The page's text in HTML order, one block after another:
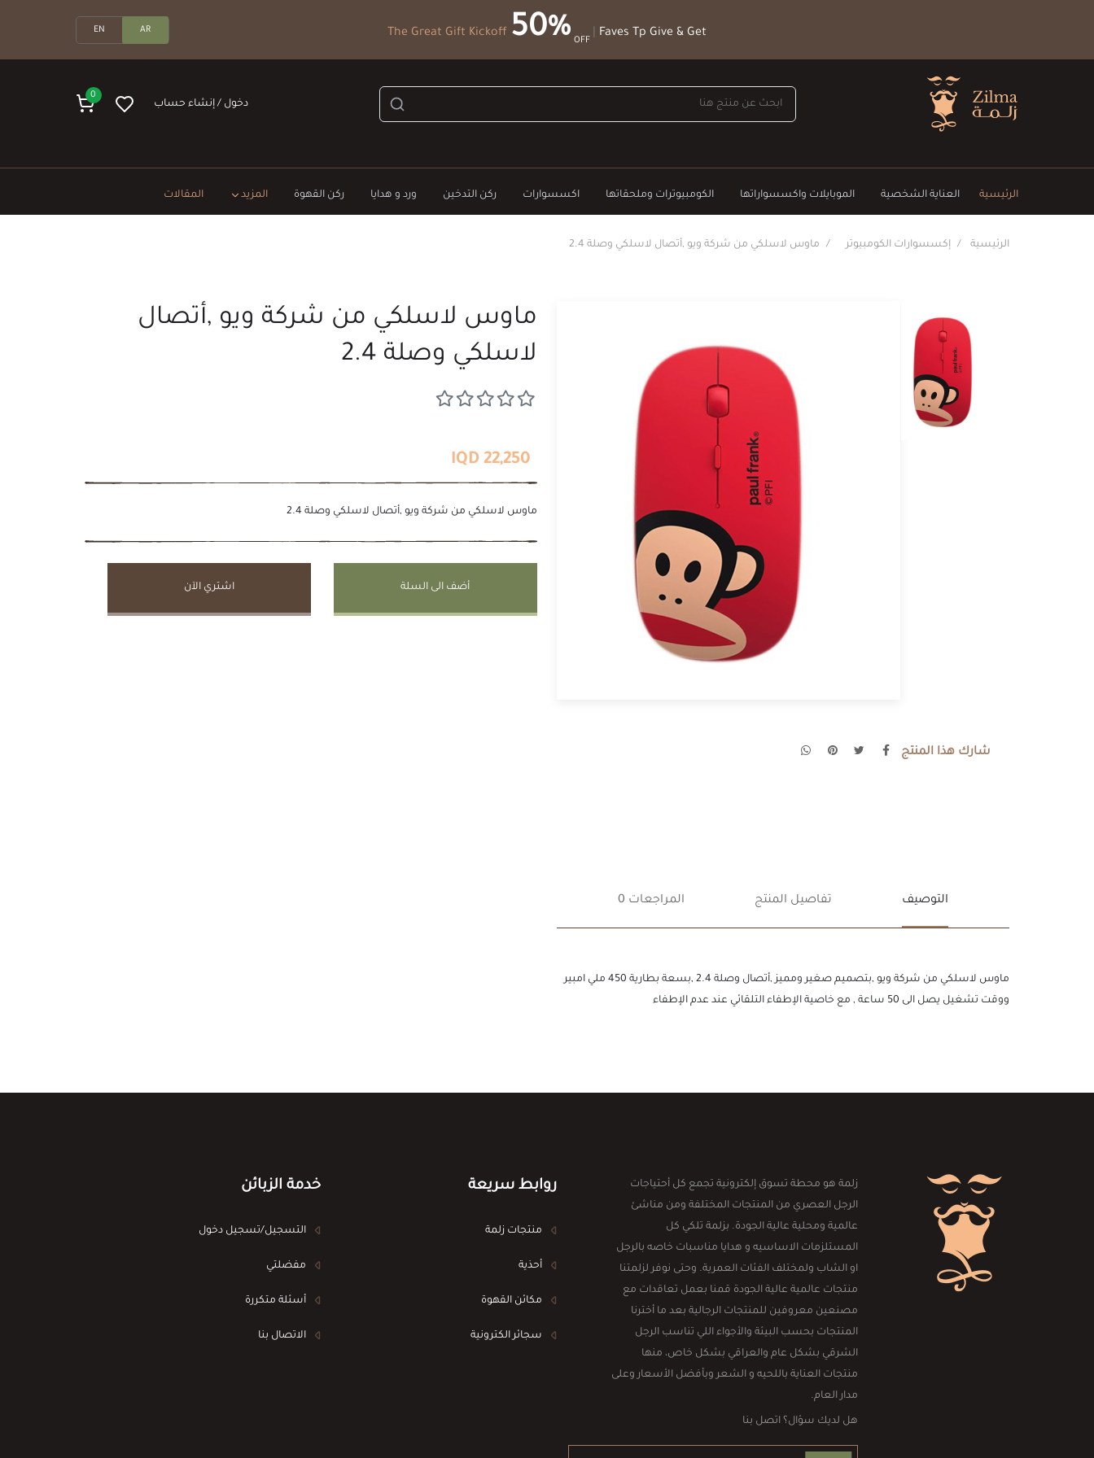
The Great Gift Kickoff 50% OFF
Faves Tp Give & Get
AR
EN
دخول / إنشاء حساب
0
الرئيسية العناية الشخصية الموبايلات واكسسواراتها الكومبيوترات وملحقاتها اكسسوارات ركن التدخين ورد و هدايا ركن القهوة المزيد المقالات
الرئيسية إكسسوارات الكومبيوتر ماوس لاسلكي من شركة ويو ,أتصال لاسلكي وصلة 2.4
شارك هذا المنتج
ماوس لاسلكي من شركة ويو ,أتصال
لاسلكي وصلة 2.4
22,250 IQD
ماوس لاسلكي من شركة ويو ,أتصال لاسلكي وصلة 2.4
أضف الى السلة اشتري الآن
التوصيف تفاصيل المنتج المراجعات 0
ماوس لاسلكي من شركة ويو ,بتصميم صغير ومميز ,أتصال وصلة 2.4 ,بسعة بطارية 450 ملي امبير
ووقت تشغيل يصل الى 50 ساعة , مع خاصية الإطفاء التلقائي عند عدم الإطفاء
زلمة هو محطة تسوق إلكترونية تجمع كل أحتياجات
الرجل العصري من المنتجات المختلفة ومن مناشئ
عالمية ومحلية عالية الجودة. بزلمة تلكي كل
المستلزمات الاساسيه و هدايا مناسبات خاصه بالرجل
او الشاب ولمختلف الفئات العمرية. وحتى نوفر لزلمتنا
منتجات عالمية عالية الجودة قمنا بعمل تعاقدات مع
مصنعين معروفين للمنتجات الرجالية بعد ما أخترنا
المنتجات بحسب البيئة والأجواء اللي تناسب الرجل
الشرقي بشكل عام والعراقي بشكل خاص، منها
منتجات العناية باللحيه و الشعر وبأفضل الأسعار وعلى
مدار العام.
هل لديك سؤال؟ اتصل بنا
روابط سريعة
منتجات زلمة
أحذية
مكائن القهوة
سجائر الكترونية
خدمة الزبائن
التسجيل/تسجيل دخول
مفضلتي
أسئلة متكررة
الاتصال بنا